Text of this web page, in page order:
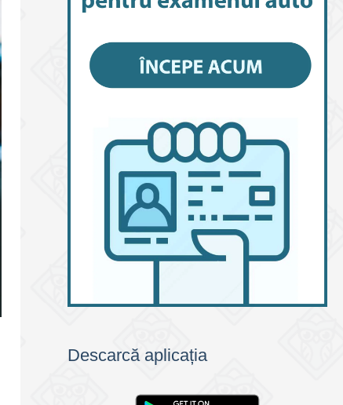
Descarcă aplicația